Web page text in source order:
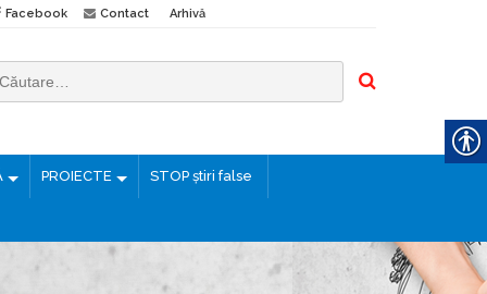
Facebook Contact Arhivă
PROIECTE STOP știri false